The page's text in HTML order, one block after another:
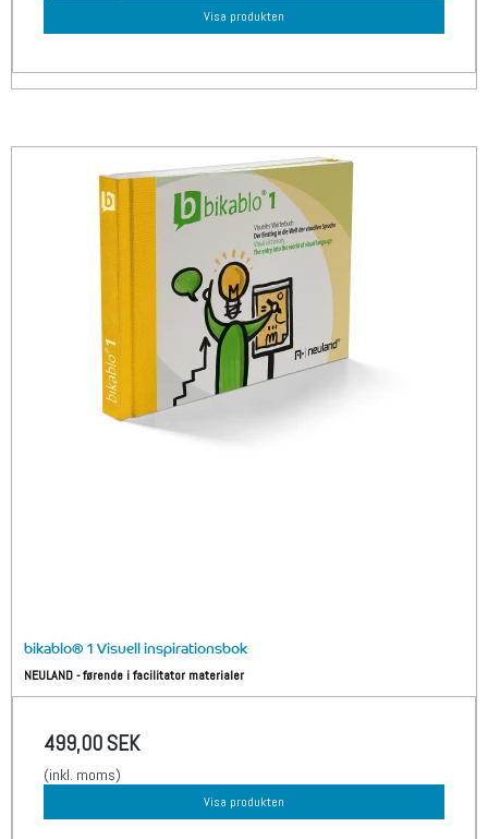
Visa produkten
bikablo® 1 Visuell inspirationsbok
NEULAND - førende i facilitator materialer
499,00 SEK
(inkl. moms)
Visa produkten